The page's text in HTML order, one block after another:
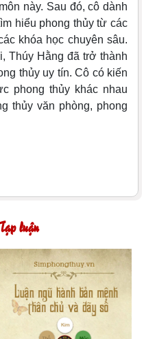
này. Sau đó, cô dành
hiểu phong thủy từ các
khóa học chuyên sâu.
Thúy Hằng đã trở thành
thủy uy tín. Cô có kiến
phong thủy khác nhau
thủy văn phòng, phong
luận